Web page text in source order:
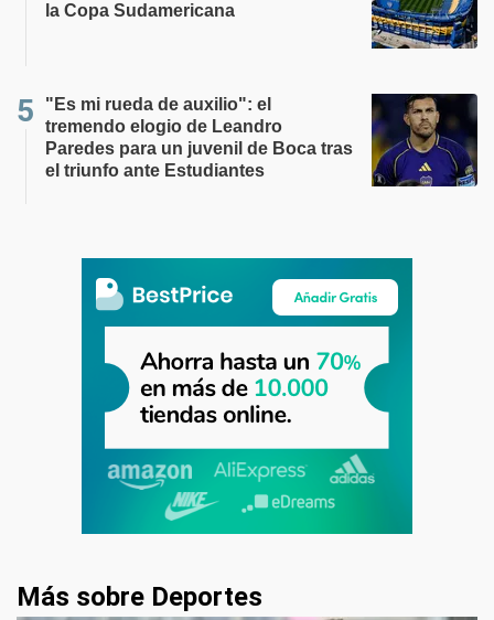
la Copa Sudamericana
"Es mi rueda de auxilio": el
tremendo elogio de Leandro
Paredes para un juvenil de Boca tras
el triunfo ante Estudiantes
Más sobre Deportes